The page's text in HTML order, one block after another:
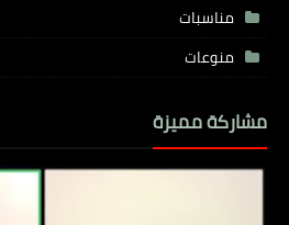
مناسبات
منوعات
مشاركة مميزة